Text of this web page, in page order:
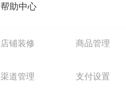
帮助中心
店铺装修 商品管理
渠道管理 支付设置